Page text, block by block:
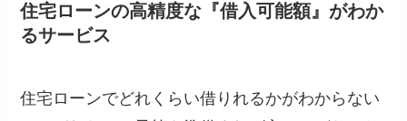
住宅ローンの高精度な『借入可能額』がわか
るサービス
住宅ローンでどれくらい借りれるかがわからない